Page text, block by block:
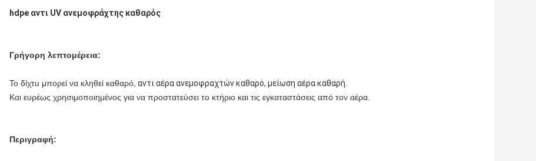
hdpe αντι UV ανεμοφράχτης καθαρός
Γρήγορη λεπτομέρεια:
Το δίχτυ μπορεί να κληθεί καθαρό, αντι αέρα ανεμοφραχτών καθαρό, μείωση αέρα καθαρή.
Και ευρέως χρησιμοποιημένος για να προστατεύσει το κτήριο και τις εγκαταστάσεις από τον αέρα.
Περιγραφή: